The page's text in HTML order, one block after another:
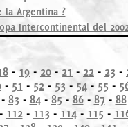
la Argentina ?
Intercontinental del
- 19 - 20 - 21 - 22 - 23 -
- 51 - 52- 53 - 54- 55 -
83 - 84- 85 - 86- 87 - 88
- 112- 113 - 114- 115 -